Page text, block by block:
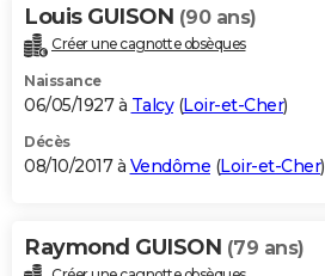
Louis GUISON (90 ans)
Créer une cagnotte obsèques
Naissance
06/05/1927 à Talcy(Loir-et-Cher)
Décès
08/10/2017 à Vendôme (Loir-et-Cher)
Raymond GUISON (79 ans)